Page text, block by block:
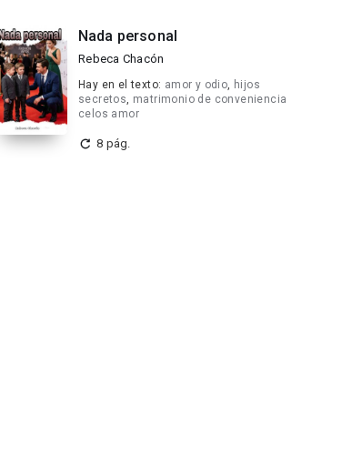
Nada personal
Rebeca Chacón
Hay en el texto: amor y odio, hijos
secretos, matrimonio de conveniencia
celos amor
8 pág.